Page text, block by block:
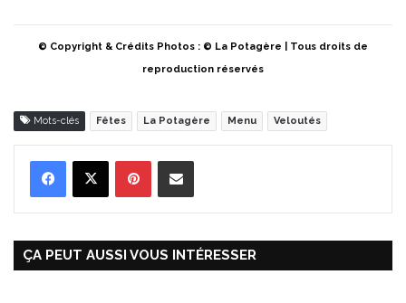
© Copyright & Crédits Photos : © La Potagère | Tous droits de
reproduction réservés
Mots-clés Fêtes La Potagère Menu Veloutés
ÇA PEUT AUSSI VOUS INTÉRESSER